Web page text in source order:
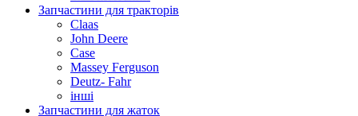
Запчастини для тракторів
Claas
John Deere
Case
Massey Ferguson
Deutz- Fahr
інші
Запчастини для жаток